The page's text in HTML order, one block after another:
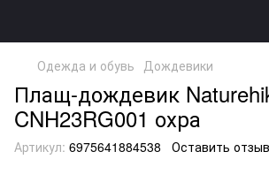
Одежда и обувь Дождевики
Плащ-дождевик
CNH23RG001 охра
Артикул: 6975641884538 Оставить отзыв